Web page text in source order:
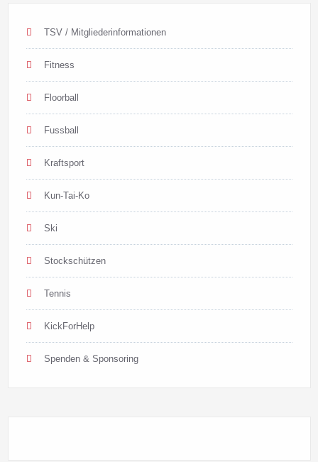
TSV / Mitgliederinformationen
Fitness
Floorball
Fussball
Kraftsport
Kun-Tai-Ko
Ski
Stockschützen
Tennis
KickForHelp
Spenden & Sponsoring